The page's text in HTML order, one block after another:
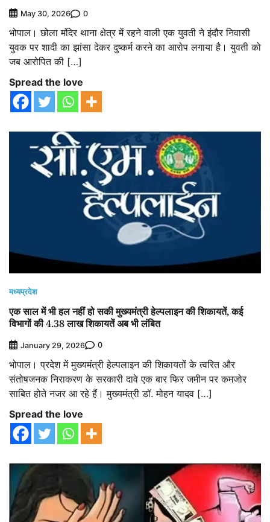
May 30, 2026 0
भोपाल। छोला मंदिर थाना क्षेत्र में रहने वाली एक युवती ने इंदौर निवासी
युवक पर शादी का झांसा देकर दुष्कर्म करने का आरोप लगाया है। युवती को
जब आरोपित की […]
Spread the love
मध्यप्रदेश
एक साल में भी हल नहीं हो सकी मुख्यमंत्री हेल्पलाइन की शिकायतें, कई
विभागों की 4.38 लाख शिकायतें अब भी लंबित
January 29, 2026 0
भोपाल। प्रदेश में मुख्यमंत्री हेल्पलाइन की शिकायतों के त्वरित और
संतोषजनक निराकरण के सरकारी दावे एक बार फिर जमीन पर कमजोर
साबित होते नजर आ रहे हैं। मुख्यमंत्री डॉ. मोहन यादव […]
Spread the love